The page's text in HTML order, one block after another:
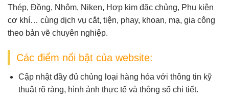
Thép, Đồng, Nhôm, Niken, Hợp kim đặc chủng, Phụ kiện
cơ khí… cùng dịch vụ cắt, tiện, phay, khoan, mạ, gia công
theo bản vẽ chuyên nghiệp.
Các điểm nổi bật của website:
Cập nhật đầy đủ chủng loại hàng hóa với thông tin kỹ
thuật rõ ràng, hình ảnh thực tế và thông số chi tiết.